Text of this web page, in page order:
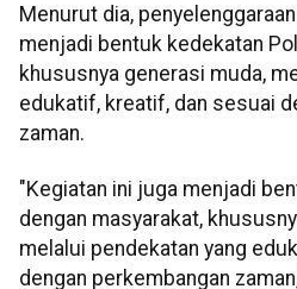
Menurut dia,
menjadi bentuk kedekatan
khususnya generasi muda,
edukatif, kreatif, dan sesuai
zaman.
"Kegiatan ini juga menjadi
dengan masyarakat,
melalui pendekatan yang
dengan perkembangan